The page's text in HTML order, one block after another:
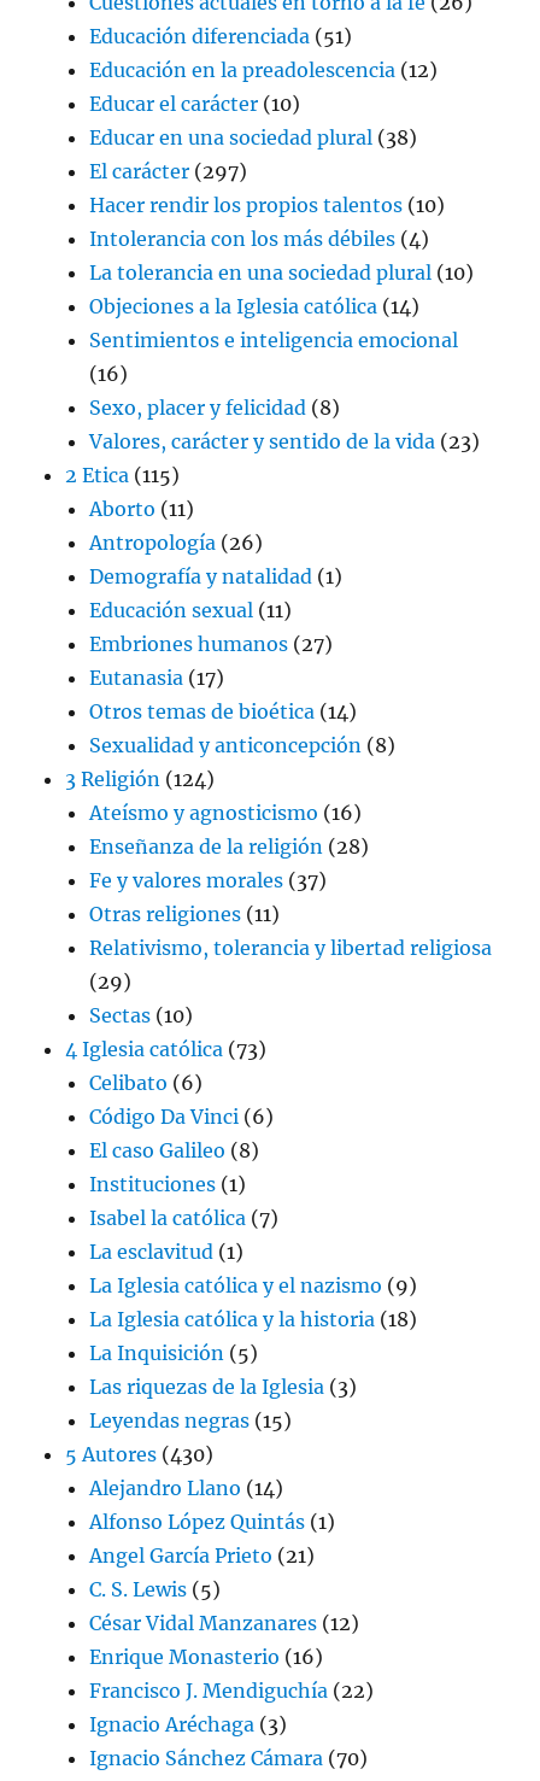
Educación diferenciada (51)
Educación en la preadolescencia (12)
Educar el carácter (10)
Educar en una sociedad plural (38)
El carácter (297)
Hacer rendir los propios talentos (10)
Intolerancia con los más débiles (4)
La tolerancia en una sociedad plural (10)
Objeciones a la Iglesia católica (14)
Sentimientos e inteligencia emocional
(16)
Sexo, placer y felicidad (8)
Valores, carácter y sentido de la vida (23)
2 Etica (115)
Aborto (11)
Antropología (26)
Demografía y natalidad (1)
Educación sexual (11)
Embriones humanos (27)
Eutanasia (17)
Otros temas de bioética (14)
Sexualidad y anticoncepción (8)
3 Religión (124)
Ateísmo y agnosticismo (16)
Enseñanza de la religión (28)
Fe y valores morales (37)
Otras religiones (11)
Relativismo, tolerancia y libertad religiosa
(29)
Sectas (10)
4 Iglesia católica (73)
Celibato (6)
Código Da Vinci (6)
El caso Galileo (8)
Instituciones (1)
Isabel la católica (7)
La esclavitud (1)
La Iglesia católica y el nazismo (9)
La Iglesia católica y la historia (18)
La Inquisición (5)
Las riquezas de la Iglesia (3)
Leyendas negras (15)
5 Autores (430)
Alejandro Llano (14)
Alfonso López Quintás (1)
Angel García Prieto (21)
C. S. Lewis (5)
César Vidal Manzanares (12)
Enrique Monasterio (16)
Francisco J. Mendiguchía (22)
Ignacio Aréchaga (3)
Ignacio Sánchez Cámara (70)